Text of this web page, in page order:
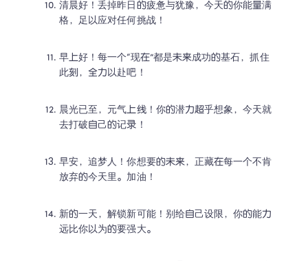
清晨好！丢掉昨日的疲惫与犹豫，今天的你能量满
格，足以应对任何挑战！
早上好！每一个“现在”都是未来成功的基石，抓住
此刻，全力以赴吧！
晨光已至，元气上线！你的潜力超乎想象，今天就
去打破自己的记录！
早安，追梦人！你想要的未来，正藏在每一个不肯
放弃的今天里。加油！
新的一天，解锁新可能！别给自己设限，你的能力
远比你以为的要强大。